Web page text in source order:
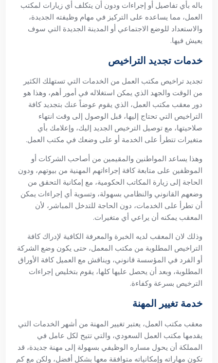
باله بأي تفاصيل أو إجراءات ودون أن يتكلف أي زيارات لمكتب
العمل، مما يساعده على التركيز في مهام وظيفته الجديدة،
والاستعداد للوضع الاجتماعي أو المدينة الجديدة التي سوف
يعيش فيها.
خدمات تجديد التراخيص
تجديد تراخيص مكتب العمل من الخدمات التي تستهلك الكثير
من الوقت والجهد الذي يمكن استغلاله في أمور أهم، وهذا هو
دور معقب مكتب العمل، الذي يقوم عوضاً عنك بتجديد كافة
التراخيص التي تحتاج إليها، قبل الوصول إلى وقت انتهاء
صلاحيتها، مع توصيل الترخيص الجديد إليك، وإعلامك بأي
متغيرات تتطرأ على الخدمة أو على وضعك في مكتب العمل.
وهذا يساعد المواطنين والمقيمين من أصاحب الشركات أو
الموظفين على متابعة كافة إجراءاتهم المهنية من بيوتهم، ودون
الحاجة إلى زيارة المكاتب الحكومية، مع إمكانية التحقق من
وضعهم القانوني والنظامي بسهولة، وتسوية أي إجراءات يمكن
أن تطرأ على الخدمات، دون الحاجة للتدخل المباشر، لأن
المعقب يمكنه أن يراعي أي متغيرات.
وذلك لان المعقب لديه الخبرة والمعرفة الكافية لإدراك كافة
التراخيص المطلوبة من مكتب المعمل، حتى يكون وضع الشركة
أو الفرد في المؤسسة قانوني، ويناقش مع العميل كافة الأوراق
المطلوبة، وبعد أن يحصل عليها كلها، يقوم بتخليص إجراءات
الترخيص بسرعة وكفاءة.
خدمة تغيير المهنة
معقب مكتب العمل، يعتبر تغيير المهنة من أشهر الخدمات التي
يقدمها مكتب العمل السعودي، والتي تتيح لكل عامل في
المملكة أن يحول مساره الوظيفي بسهولة إلى مهنة جديدة، قد
تكون مهاراته وإمكانياته متوافقة معها بشكل أفضل، ولكن مع كم